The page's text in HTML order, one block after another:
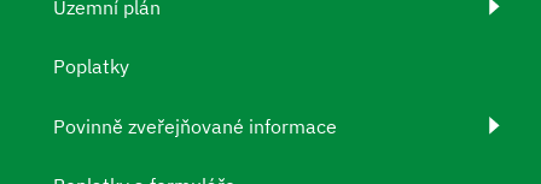
Územní plán
Poplatky
Povinně zveřejňované informace